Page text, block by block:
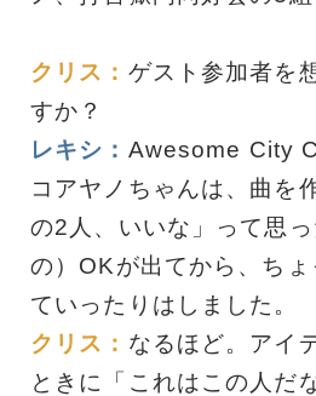
クリス： ゲスト参加者を
すか？
レキシ： Awesome City
コアヤノちゃんは、曲を
の2人、いいな」って思
の）OKが出てから、ち
ていったりはしました。
クリス： なるほど。アイ
ときに「これはこの人だ